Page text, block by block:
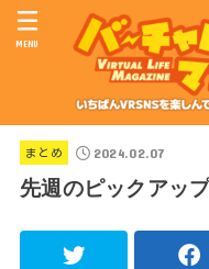
MENU
まとめ 2024.02.07
先週のピックアッ